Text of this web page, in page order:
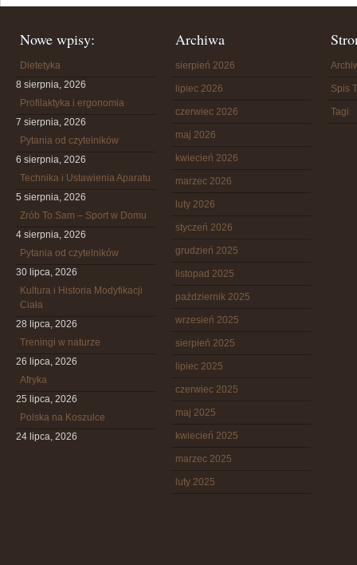
Nowe wpisy:
Dietetyka
8 sierpnia, 2026
Profilaktyka i ergonomia
7 sierpnia, 2026
Pytania od czytelników
6 sierpnia, 2026
Technika i Ustawienia Aparatu
5 sierpnia, 2026
Zrób To Sam – Sport w Domu
4 sierpnia, 2026
Pytania od czytelników
30 lipca, 2026
Kultura i Historia Modyfikacji
Ciała
28 lipca, 2026
Treningi w naturze
26 lipca, 2026
Afryka
25 lipca, 2026
Polska na Koszulce
24 lipca, 2026
Archiwa
sierpień 2026
lipiec 2026
czerwiec 2026
maj 2026
kwiecień 2026
marzec 2026
luty 2026
styczeń 2026
grudzień 2025
listopad 2025
październik 2025
wrzesień 2025
sierpień 2025
lipiec 2025
czerwiec 2025
maj 2025
kwiecień 2025
marzec 2025
luty 2025
Spis
Tagi